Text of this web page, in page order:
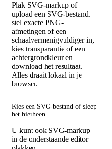
Plak SVG-markup of
upload een SVG-bestand,
stel exacte PNG-
afmetingen of een
schaalvermenigvuldiger in,
kies transparantie of een
achtergrondkleur en
download het resultaat.
Alles draait lokaal in je
browser.
Kies een SVG-bestand of sleep
het hierheen
U kunt ook SVG-markup
in de onderstaande editor